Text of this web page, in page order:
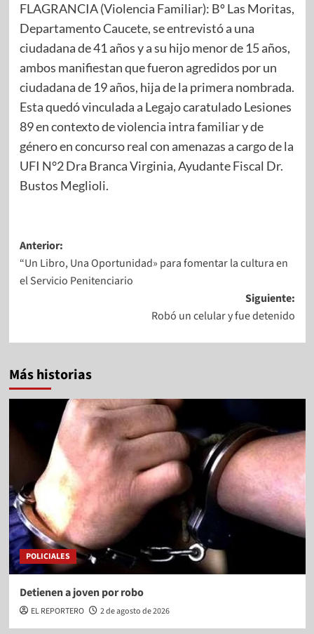
FLAGRANCIA (Violencia Familiar): Bº Las Moritas,
Departamento Caucete, se entrevistó a una
ciudadana de 41 años y a su hijo menor de 15 años,
ambos manifiestan que fueron agredidos por un
ciudadana de 19 años, hija de la primera nombrada.
Esta quedó vinculada a Legajo caratulado Lesiones
89 en contexto de violencia intra familiar y de
género en concurso real con amenazas a cargo de la
UFI N°2 Dra Branca Virginia, Ayudante Fiscal Dr.
Bustos Meglioli.
Anterior:
“Un Libro, Una Oportunidad» para fomentar la cultura en
el Servicio Penitenciario
Siguiente:
Robó un celular y fue detenido
Más historias
POLICIALES
Detienen a joven por robo
EL REPORTERO 2 de agosto de 2026